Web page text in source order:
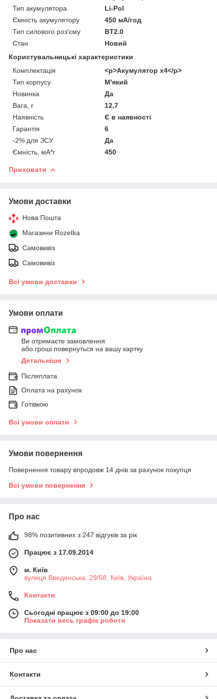
Тип акумулятора
Li-Pol
Ємність акумулятору
450 мА/год
Тип силового роз'єму
BT2.0
Стан
Новий
Користувальницькі характеристики
Комплектація
<p>Акумулятор х4</p>
Тип корпусу
М'який
Новинка
Да
Вага, г
12,7
Наявність
Є в наявності
Гарантія
6
-2% для ЗСУ
Да
Ємність, мА*г
450
Приховати
Умови доставки
Нова Пошта
Магазини Rozetka
Самовивіз
Самовивіз
Всі умови доставки
Умови оплати
Ви отримаєте замовлення
або гроші повернуться на вашу картку
Детальніше
Післяплата
Оплата на рахунок
Готівкою
Всі умови оплати
Умови повернення
Повернення товару впродовж 14 днів за рахунок покупця
Всі умови повернення
Про нас
98% позитивних з 247 відгуків за рік
Працює з 17.09.2014
м. Київ
вулиця Введенська, 29/58, Київ, Україна
Контакти
Сьогодні працює з 09:00 до 19:00
Показати весь графік роботи
Про нас
Контакти